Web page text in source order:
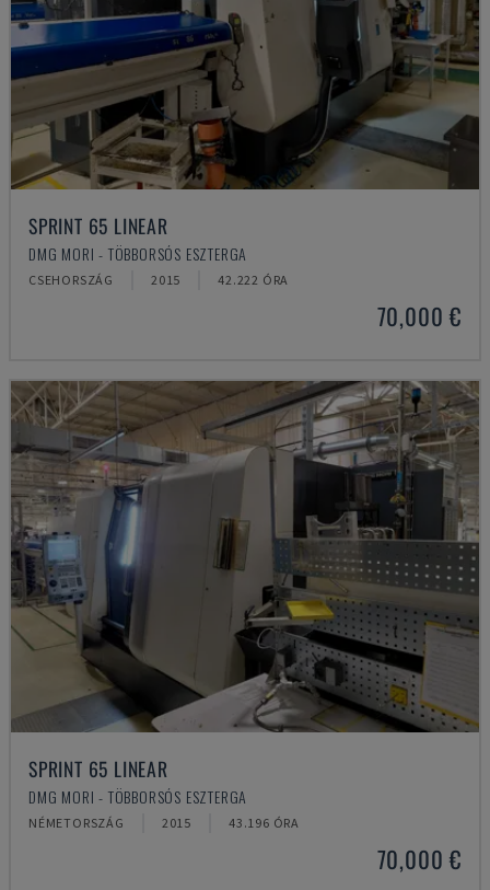
SPRINT 65 LINEAR
DMG MORI - TÖBBORSÓS ESZTERGA
CSEHORSZÁG 2015 42.222 ÓRA
70,000 €
SPRINT 65 LINEAR
DMG MORI - TÖBBORSÓS ESZTERGA
NÉMETORSZÁG 2015 43.196 ÓRA
70,000 €